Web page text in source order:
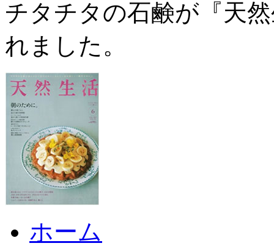
チタチタの石鹸が『天
れました。
ホーム